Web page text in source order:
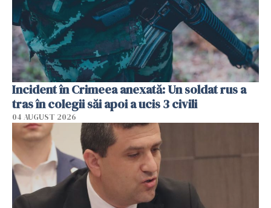
Incident în Crimeea anexată: Un soldat rus a
tras în colegii săi apoi a ucis 3 civili
04 AUGUST 2026